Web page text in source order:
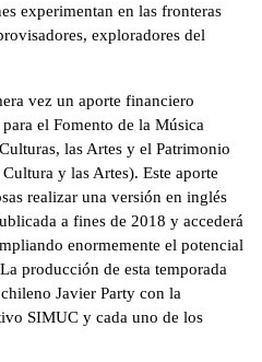
experimentan en las fronteras
exploradores del
vez un aporte financiero
el Fomento de la Música
las Artes y el Patrimonio
y las Artes). Este aporte
realizar una versión en inglés
a fines de 2018 y accederá
enormemente el potencial
producción de esta temporada
Javier Party con la
SIMUC y cada uno de los